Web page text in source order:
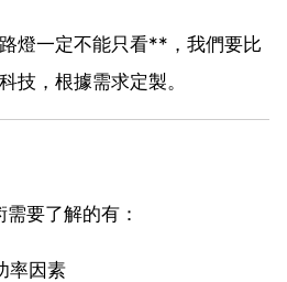
燈一定不能只看**，我們要比
技，根據需求定製。
要了解的有：
率因素